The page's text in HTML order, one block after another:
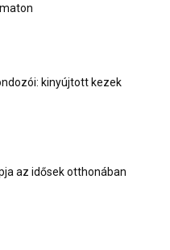
kinyújtott kezek
az idősek otthonában